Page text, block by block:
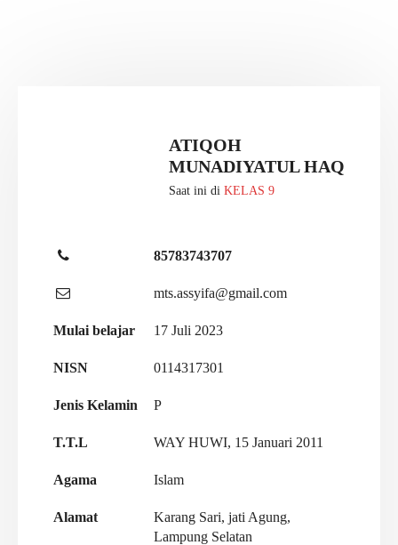
ATIQOH
MUNADIYATUL HAQ
Saat ini di KELAS 9
85783743707
mts.assyifa@gmail.com
Mulai belajar 17 Juli 2023
NISN 0114317301
Jenis Kelamin P
T.T.L WAY HUWI, 15 Januari 2011
Agama Islam
Alamat
Karang Sari, jati Agung,
Lampung Selatan